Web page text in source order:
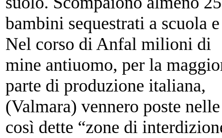
bambini sequestrati a scuola
Nel corso di Anfal milioni di
mine antiuomo, per la
parte di produzione italiana,
(Valmara) vennero poste nelle
così dette “zone di